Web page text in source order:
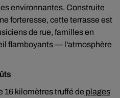
environnantes. Construite
forteresse, cette terrasse est
de rue, familles en
flamboyants — l'atmosphère
16 kilomètres truffé de plages